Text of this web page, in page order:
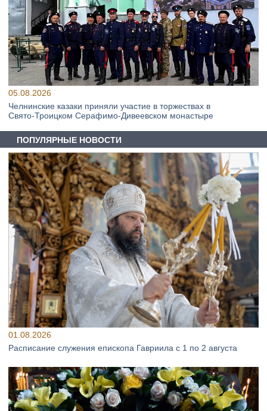
05.08.2026
Челнинские казаки приняли участие в торжествах в
Свято‑Троицком Серафимо‑Дивеевском монастыре
ПОПУЛЯРНЫЕ НОВОСТИ
01.08.2026
Расписание служения епископа Гавриила с 1 по 2 августа